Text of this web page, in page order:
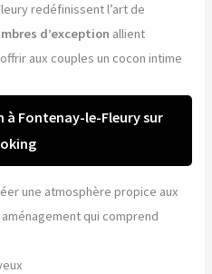
redéfinissent l’art de
d’exception allient
aux couples un cocon intime
à Fontenay-le-Fleury sur
une atmosphère propice aux
qui comprend